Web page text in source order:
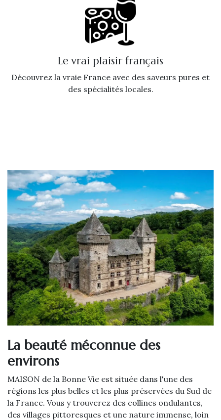
Le vrai plaisir français
Découvrez la vraie France avec des saveurs pures et
des spécialités locales.
La beauté méconnue des
environs
MAISON de la Bonne Vie est située dans l'une des
régions les plus belles et les plus préservées du Sud de
la France. Vous y trouverez des collines ondulantes,
des villages pittoresques et une nature immense, loin